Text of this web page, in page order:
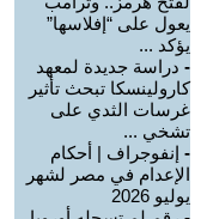
يعول على “إفلاسها”
يؤكد ...
- دراسة جديدة لمعهد
كارولينسكا تبحث تأثير
غرسات الثدي على
تشخي ...
- إنفوجراف | أحكام
الإعدام في مصر لشهر
يوليو 2026